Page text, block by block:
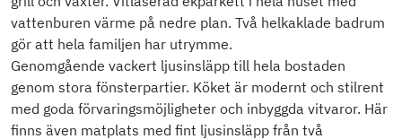
vattenburen värme på nedre plan. Två helkaklade badrum
gör att hela familjen har utrymme.
Genomgående vackert ljusinsläpp till hela bostaden
genom stora fönsterpartier. Köket är modernt och stilrent
med goda förvaringsmöjligheter och inbyggda vitvaror. Här
finns även matplats med fint ljusinsläpp från två